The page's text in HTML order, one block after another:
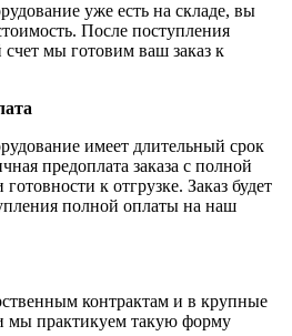
уже есть на складе, вы
После поступления
мы готовим ваш заказ к
имеет длительный срок
предоплата заказа с полной
к отгрузке. Заказ будет
полной оплаты на наш
контрактам и в крупные
практикуем такую форму